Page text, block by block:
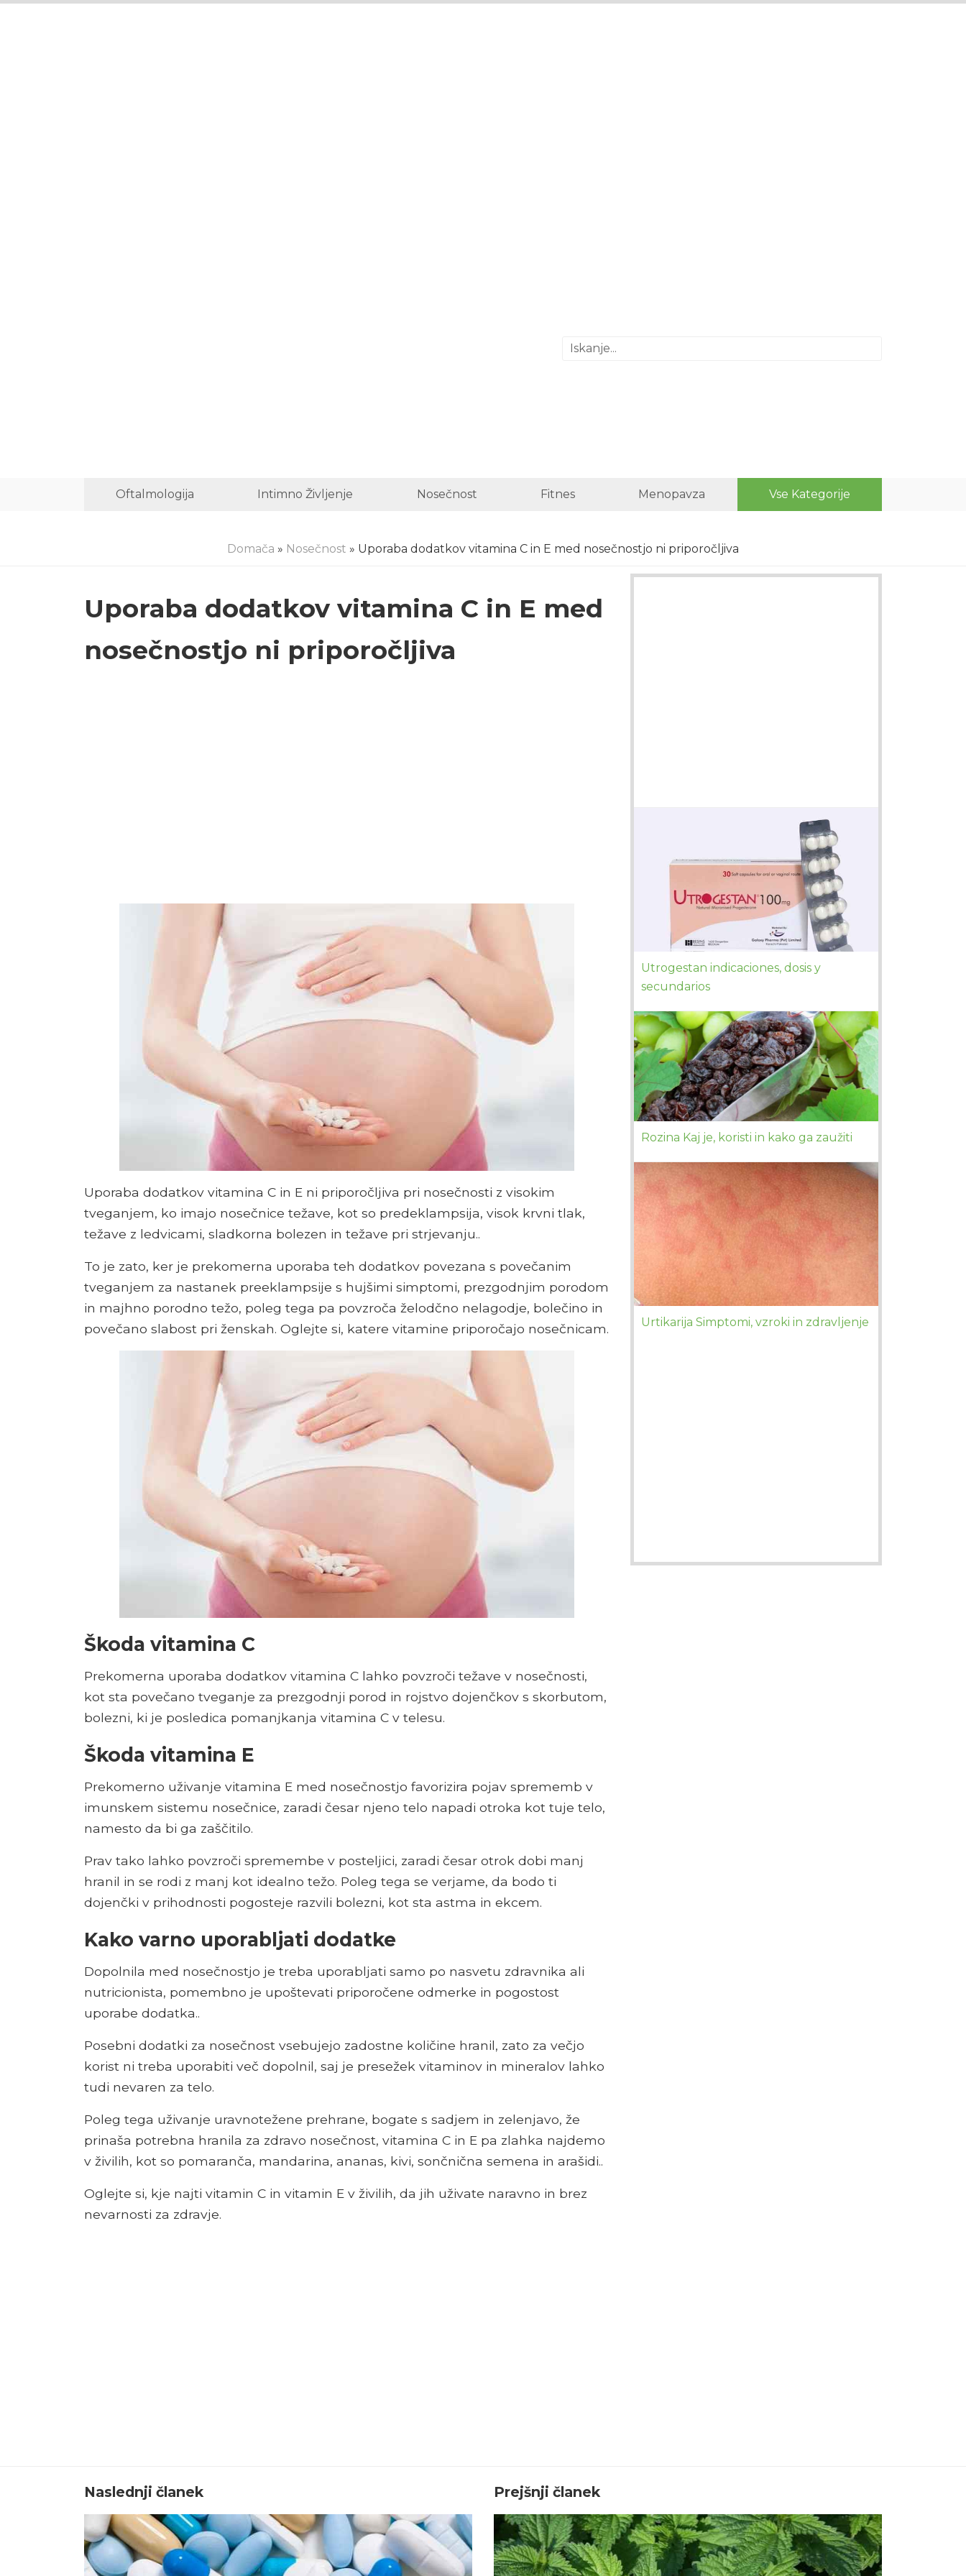
Oftalmologija Intimno Življenje Nosečnost Fitnes Menopavza Vse Kategorije
Domača » Nosečnost » Uporaba dodatkov vitamina C in E med nosečnostjo ni priporočljiva
Uporaba dodatkov vitamina C in E med
nosečnostjo ni priporočljiva
Uporaba dodatkov vitamina C in E ni priporočljiva pri nosečnosti z visokim
tveganjem, ko imajo nosečnice težave, kot so predeklampsija, visok krvni tlak,
težave z ledvicami, sladkorna bolezen in težave pri strjevanju..
To je zato, ker je prekomerna uporaba teh dodatkov povezana s povečanim
tveganjem za nastanek preeklampsije s hujšimi simptomi, prezgodnjim porodom
in majhno porodno težo, poleg tega pa povzroča želodčno nelagodje, bolečino in
povečano slabost pri ženskah. Oglejte si, katere vitamine priporočajo nosečnicam.
Škoda vitamina C
Prekomerna uporaba dodatkov vitamina C lahko povzroči težave v nosečnosti,
kot sta povečano tveganje za prezgodnji porod in rojstvo dojenčkov s skorbutom,
bolezni, ki je posledica pomanjkanja vitamina C v telesu.
Škoda vitamina E
Prekomerno uživanje vitamina E med nosečnostjo favorizira pojav sprememb v
imunskem sistemu nosečnice, zaradi česar njeno telo napadi otroka kot tuje telo,
namesto da bi ga zaščitilo.
Prav tako lahko povzroči spremembe v posteljici, zaradi česar otrok dobi manj
hranil in se rodi z manj kot idealno težo. Poleg tega se verjame, da bodo ti
dojenčki v prihodnosti pogosteje razvili bolezni, kot sta astma in ekcem.
Kako varno uporabljati dodatke
Dopolnila med nosečnostjo je treba uporabljati samo po nasvetu zdravnika ali
nutricionista, pomembno je upoštevati priporočene odmerke in pogostost
uporabe dodatka..
Posebni dodatki za nosečnost vsebujejo zadostne količine hranil, zato za večjo
korist ni treba uporabiti več dopolnil, saj je presežek vitaminov in mineralov lahko
tudi nevaren za telo.
Poleg tega uživanje uravnotežene prehrane, bogate s sadjem in zelenjavo, že
prinaša potrebna hranila za zdravo nosečnost, vitamina C in E pa zlahka najdemo
v živilih, kot so pomaranča, mandarina, ananas, kivi, sončnična semena in arašidi..
Oglejte si, kje najti vitamin C in vitamin E v živilih, da jih uživate naravno in brez
nevarnosti za zdravje.
Utrogestan indicaciones, dosis y
secundarios
Rozina Kaj je, koristi in kako ga zaužiti
Urtikarija Simptomi, vzroki in zdravljenje
Naslednji članek Prejšnji članek